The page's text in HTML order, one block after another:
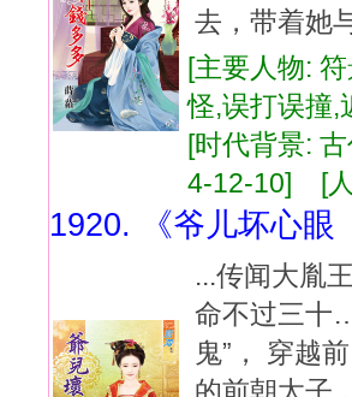
去，带着她
[主要人物:
怪,误打误
[时代背景:
4-12-10] [
1920. 《爷儿坏心眼
...传闻大胤
命不过三十
鬼”， 穿越